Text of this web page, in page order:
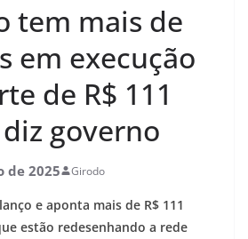
tem mais de
em execução
de R$ 111
governo
de 2025 Girodo
e aponta mais de R$ 111
estão redesenhando a rede